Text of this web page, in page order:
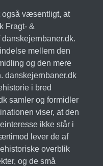
også væsentligt, at
Fragt- &
mellem den
og den mere
danskejernbaner.dk
i bred
samler og formidler
viser, at den
ikke står i
lever de af
overblik
og de små